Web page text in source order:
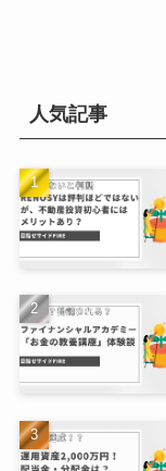
人気記事